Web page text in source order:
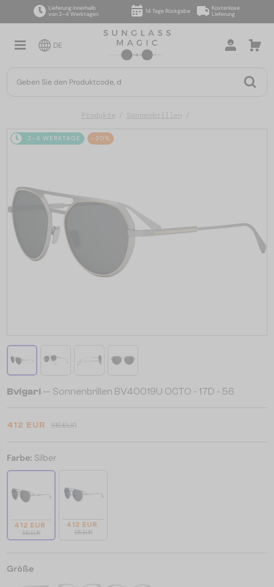
Lieferung innerhalb
von 2–4 Werktagen
14 Tage Rückgabe
Kostenlose
Lieferung
DE
Produkte Sonnenbrillen
2-4 WERKTAGE -20%
Bvlgari — Sonnenbrillen BV40019U OCTO - 17D - 56
412 EUR 515 EUR
Farbe: Silber
412 EUR
515 EUR
412 EUR
515 EUR
Größe